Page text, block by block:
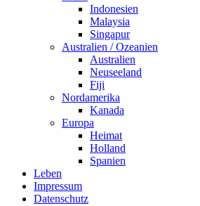
Indonesien
Malaysia
Singapur
Australien / Ozeanien
Australien
Neuseeland
Fiji
Nordamerika
Kanada
Europa
Heimat
Holland
Spanien
Leben
Impressum
Datenschutz